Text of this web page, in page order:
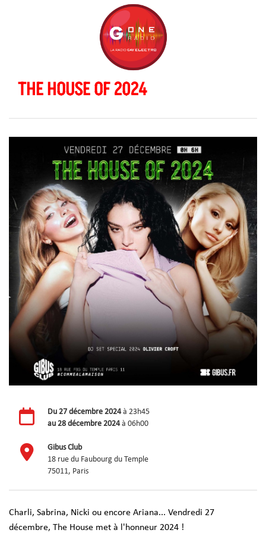
THE HOUSE OF 2024
Du 27 décembre 2024à 23h45
au 28 décembre 2024à 06h00
Gibus Club
18 rue du Faubourg du Temple
75011, Paris
Charli, Sabrina, Nicki ou encore Ariana... Vendredi 27
décembre, The House met à l'honneur 2024 !